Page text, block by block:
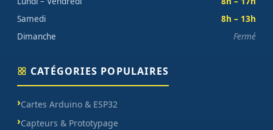
Samedi
8h – 13h
Dimanche
Fermé
CATÉGORIES POPULAIRES
Cartes Arduino & ESP32
Capteurs & Prototypage